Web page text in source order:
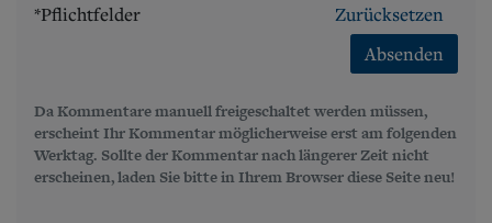
*Pflichtfelder
Zurücksetzen
Absenden
Da Kommentare manuell freigeschaltet werden müssen,
erscheint Ihr Kommentar möglicherweise erst am folgenden
Werktag. Sollte der Kommentar nach längerer Zeit nicht
erscheinen, laden Sie bitte in Ihrem Browser diese Seite neu!